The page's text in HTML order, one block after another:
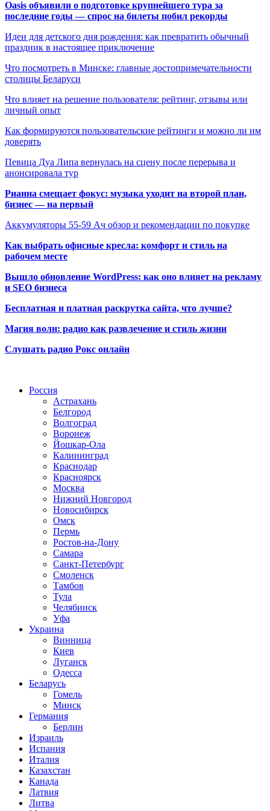
Oasis объявили о подготовке крупнейшего тура за
последние годы — спрос на билеты побил рекорды
Идеи для детского дня рождения: как превратить обычный
праздник в настоящее приключение
Что посмотреть в Минске: главные достопримечательности
столицы Беларуси
Что влияет на решение пользователя: рейтинг, отзывы или
личный опыт
Как формируются пользовательские рейтинги и можно ли им
доверять
Певица Дуа Липа вернулась на сцену после перерыва и
анонсировала тур
Рианна смещает фокус: музыка уходит на второй план,
бизнес — на первый
Аккумуляторы 55-59 Ач обзор и рекомендации по покупке
Как выбрать офисные кресла: комфорт и стиль на
рабочем месте
Вышло обновление WordPress: как оно влияет на рекламу
и SEO бизнеса
Бесплатная и платная раскрутка сайта, что лучше?
Магия волн: радио как развлечение и стиль жизни
Слушать радио Рокс онлайн
Россия
Астрахань
Белгород
Волгоград
Воронеж
Йошкар-Ола
Калининград
Краснодар
Красноярск
Москва
Нижний Новгород
Новосибирск
Омск
Пермь
Ростов-на-Дону
Самара
Санкт-Петербург
Смоленск
Тамбов
Тула
Челябинск
Уфа
Украина
Винница
Киев
Луганск
Одесса
Беларусь
Гомель
Минск
Германия
Берлин
Израиль
Испания
Италия
Казахстан
Канада
Латвия
Литва